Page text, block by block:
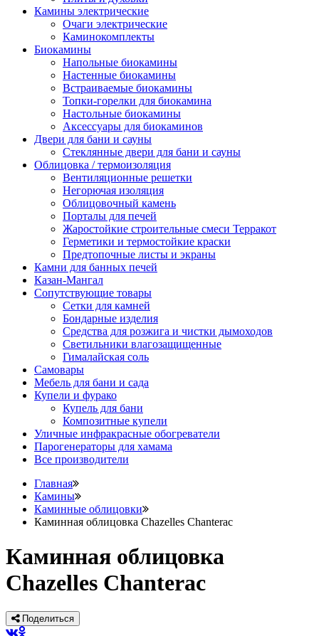
Камины электрические
Очаги электрические
Каминокомплекты
Биокамины
Напольные биокамины
Настенные биокамины
Встраиваемые биокамины
Топки-горелки для биокамина
Настольные биокамины
Аксессуары для биокаминов
Двери для бани и сауны
Стеклянные двери для бани и сауны
Облицовка / термоизоляция
Вентиляционные решетки
Негорючая изоляция
Облицовочный камень
Порталы для печей
Жаростойкие строительные смеси Терракот
Герметики и термостойкие краски
Предтопочные листы и экраны
Камни для банных печей
Казан-Мангал
Сопутствующие товары
Сетки для камней
Бондарные изделия
Средства для розжига и чистки дымоходов
Светильники влагозащищенные
Гималайская соль
Самовары
Мебель для бани и сада
Купели и фурако
Купель для бани
Композитные купели
Уличные инфракрасные обогреватели
Парогенераторы для хамама
Все производители
Главная
Камины
Каминные облицовки
Каминная облицовка Chazelles Chanterac
Каминная облицовка
Chazelles Chanterac
Поделиться